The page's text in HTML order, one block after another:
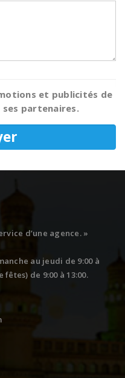
et publicités de
partenaires.
d’une agence. »
au jeudi de 9:00 à
de 9:00 à 13:00.